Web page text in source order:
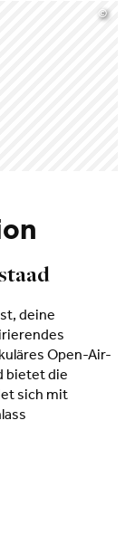
©
deine
Open-Air-
bietet die
sich mit